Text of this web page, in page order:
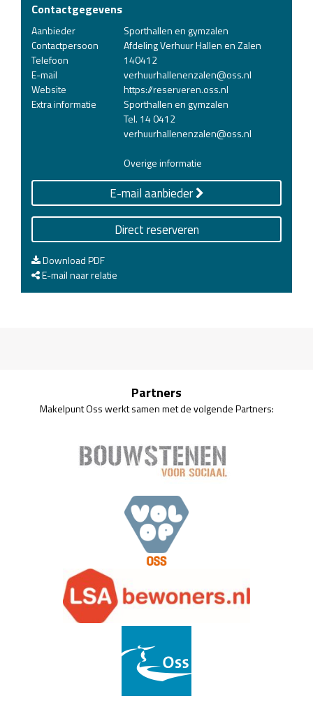
Contactgegevens
Aanbieder
Sporthallen en gymzalen
Contactpersoon
Afdeling Verhuur Hallen en Zalen
Telefoon
140412
E-mail
verhuurhallenenzalen@oss.nl
Website
https://reserveren.oss.nl
Extra informatie
Sporthallen en gymzalen
Tel. 14 0412
verhuurhallenenzalen@oss.nl
Overige informatie
E-mail aanbieder
Direct reserveren
Download PDF
E-mail naar relatie
Partners
Makelpunt Oss werkt samen met de volgende Partners: